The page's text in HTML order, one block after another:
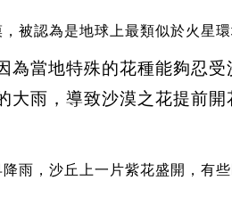
被認為是地球上最類似於火星
為當地特殊的花種能夠忍
大雨，導致沙漠之花提前開
雨，沙丘上一片紫花盛開，有